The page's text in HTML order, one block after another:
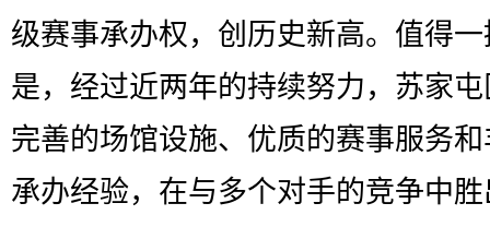
级赛事承办权，创历史新高。值得
是，经过近两年的持续努力，苏家
完善的场馆设施、优质的赛事服务
承办经验，在与多个对手的竞争中